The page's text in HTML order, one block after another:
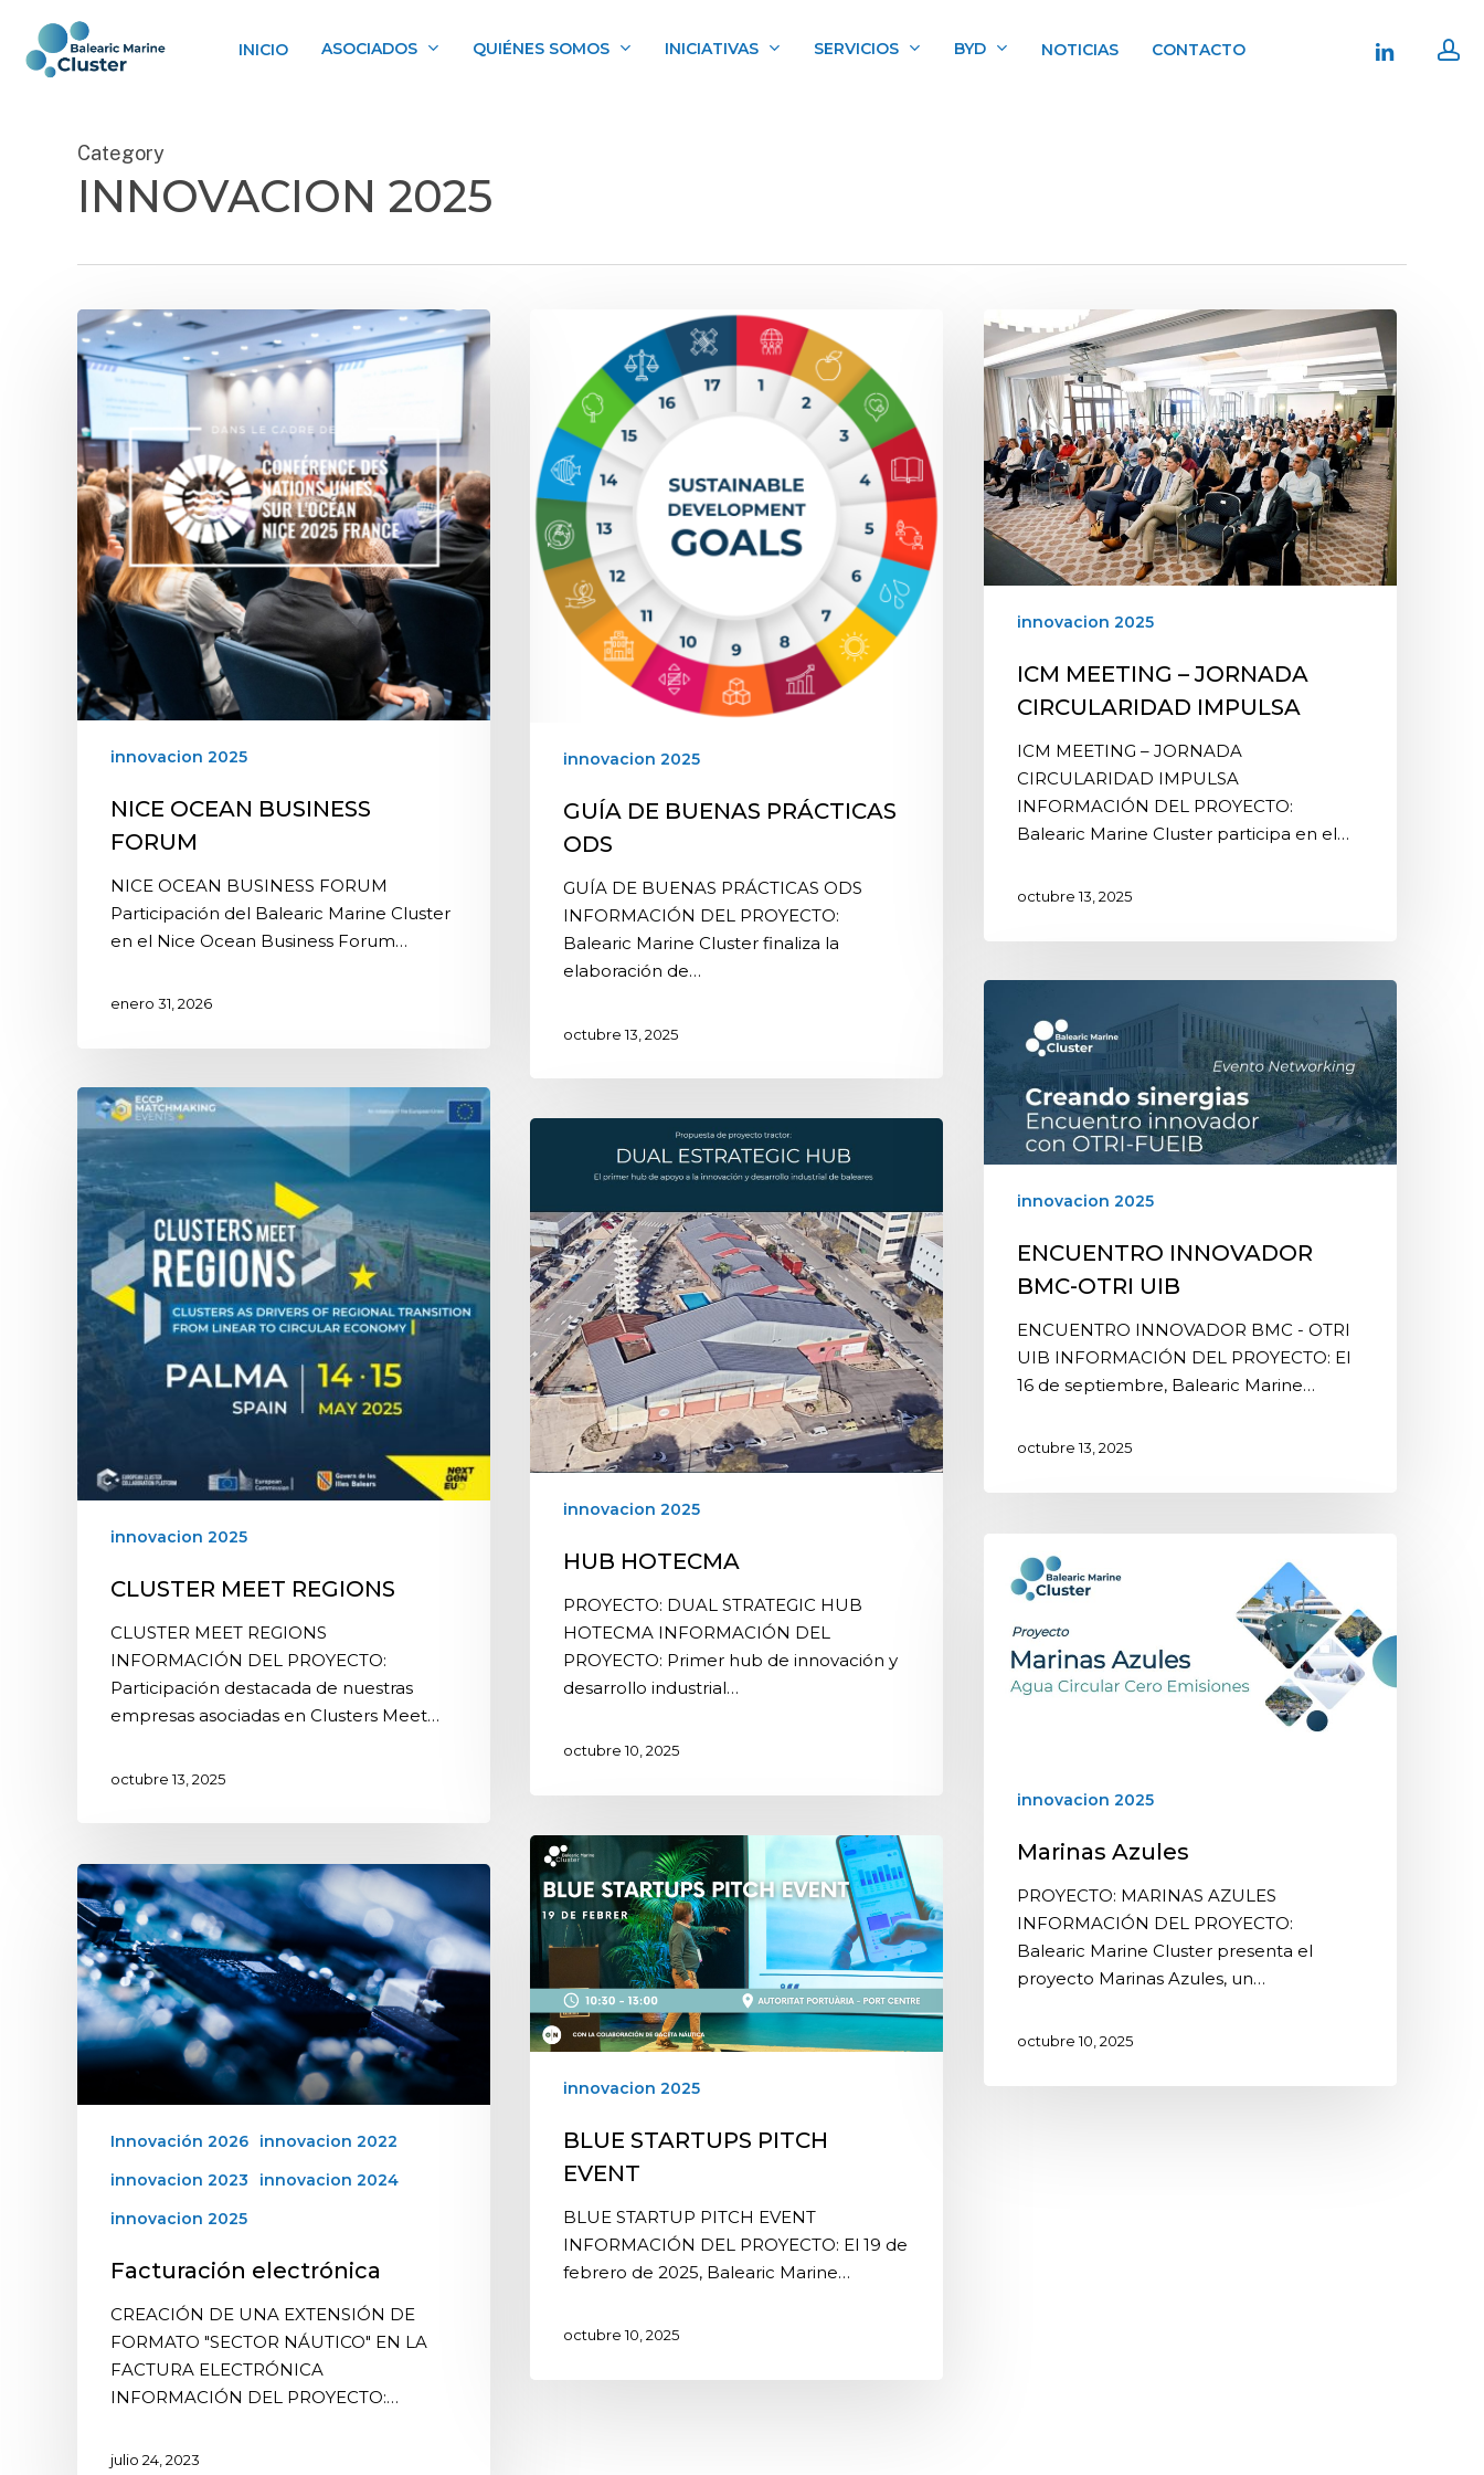
main
INICIO ASOCIADOS QUIÉNES SOMOS INICIATIVAS SERVICIOS BYD NOTICIAS CONTACTO linkedin
Category
INNOVACION 2025
innovacion 2025
NICE OCEAN BUSINESS
FORUM
NICE OCEAN BUSINESS FORUM
Participación del Balearic Marine Cluster
en el Nice Ocean Business Forum…
enero 31, 2026
innovacion 2025
GUÍA DE BUENAS PRÁCTICAS
ODS
GUÍA DE BUENAS PRÁCTICAS ODS
INFORMACIÓN DEL PROYECTO:
Balearic Marine Cluster finaliza la
elaboración de…
octubre 13, 2025
innovacion 2025
ICM MEETING – JORNADA
CIRCULARIDAD IMPULSA
ICM MEETING – JORNADA
CIRCULARIDAD IMPULSA
INFORMACIÓN DEL PROYECTO:
Balearic Marine Cluster participa en el…
octubre 13, 2025
innovacion 2025
ENCUENTRO INNOVADOR
BMC-OTRI UIB
ENCUENTRO INNOVADOR BMC - OTRI
UIB INFORMACIÓN DEL PROYECTO: El
16 de septiembre, Balearic Marine…
octubre 13, 2025
innovacion 2025
CLUSTER MEET REGIONS
CLUSTER MEET REGIONS
INFORMACIÓN DEL PROYECTO:
Participación destacada de nuestras
empresas asociadas en Clusters Meet…
octubre 13, 2025
innovacion 2025
HUB HOTECMA
PROYECTO: DUAL STRATEGIC HUB
HOTECMA INFORMACIÓN DEL
PROYECTO: Primer hub de innovación y
desarrollo industrial…
octubre 10, 2025
innovacion 2025
Marinas Azules
PROYECTO: MARINAS AZULES
INFORMACIÓN DEL PROYECTO:
Balearic Marine Cluster presenta el
proyecto Marinas Azules, un…
octubre 10, 2025
innovacion 2025
BLUE STARTUPS PITCH
EVENT
BLUE STARTUP PITCH EVENT
INFORMACIÓN DEL PROYECTO: El 19 de
febrero de 2025, Balearic Marine…
octubre 10, 2025
Innovación 2026
innovacion 2022
innovacion 2023
innovacion 2024
innovacion 2025
Facturación electrónica
CREACIÓN DE UNA EXTENSIÓN DE
FORMATO "SECTOR NÁUTICO" EN LA
FACTURA ELECTRÓNICA
INFORMACIÓN DEL PROYECTO:…
julio 24, 2023